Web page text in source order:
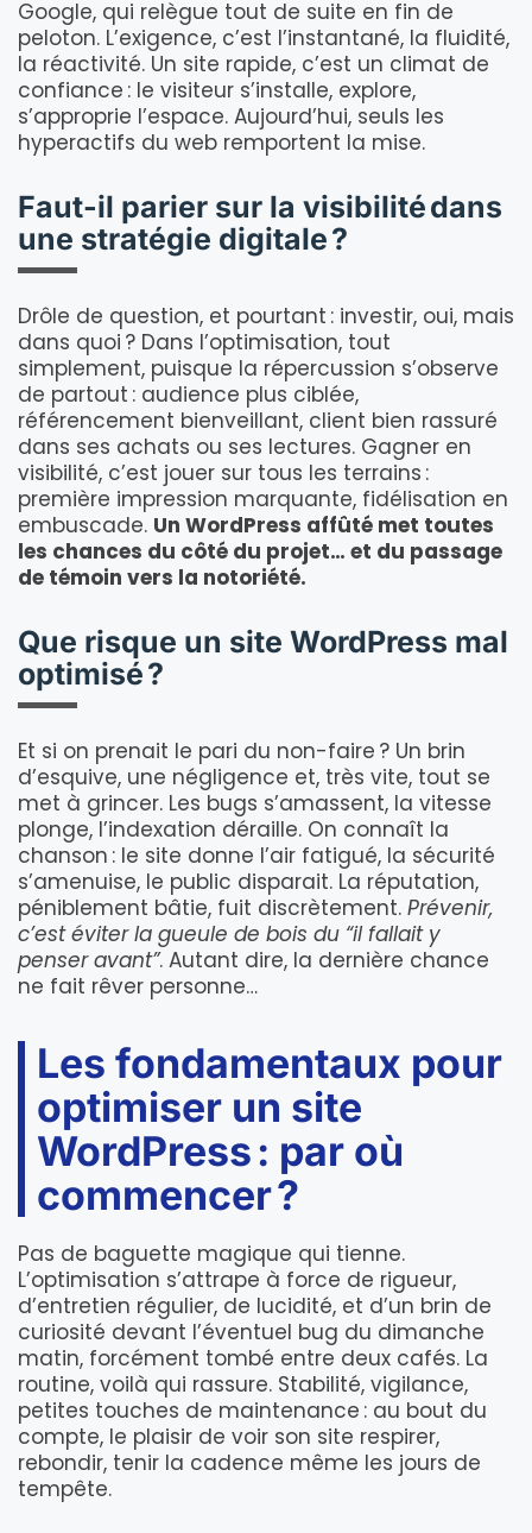
Google, qui relègue tout de suite en fin de
peloton. L’exigence, c’est l’instantané, la fluidité,
la réactivité. Un site rapide, c’est un climat de
confiance : le visiteur s’installe, explore,
s’approprie l’espace. Aujourd’hui, seuls les
hyperactifs du web remportent la mise.
Faut-il parier sur la visibilité dans
une stratégie digitale ?
Drôle de question, et pourtant : investir, oui, mais
dans quoi ? Dans l’optimisation, tout
simplement, puisque la répercussion s’observe
de partout : audience plus ciblée,
référencement bienveillant, client bien rassuré
dans ses achats ou ses lectures. Gagner en
visibilité, c’est jouer sur tous les terrains :
première impression marquante, fidélisation en
embuscade. Un WordPress affûté met toutes
les chances du côté du projet… et du passage
de témoin vers la notoriété.
Que risque un site WordPress mal
optimisé ?
Et si on prenait le pari du non-faire ? Un brin
d’esquive, une négligence et, très vite, tout se
met à grincer. Les bugs s’amassent, la vitesse
plonge, l’indexation déraille. On connaît la
chanson : le site donne l’air fatigué, la sécurité
s’amenuise, le public disparait. La réputation,
péniblement bâtie, fuit discrètement. Prévenir,
c’est éviter la gueule de bois du “il fallait y
penser avant”. Autant dire, la dernière chance
ne fait rêver personne…
Les fondamentaux pour
optimiser un site
WordPress : par où
commencer ?
Pas de baguette magique qui tienne.
L’optimisation s’attrape à force de rigueur,
d’entretien régulier, de lucidité, et d’un brin de
curiosité devant l’éventuel bug du dimanche
matin, forcément tombé entre deux cafés. La
routine, voilà qui rassure. Stabilité, vigilance,
petites touches de maintenance : au bout du
compte, le plaisir de voir son site respirer,
rebondir, tenir la cadence même les jours de
tempête.